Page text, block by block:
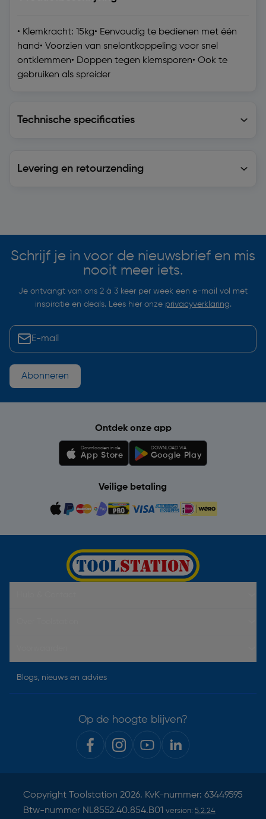
• Klemkracht: 15kg• Eenvoudig te bedienen met één
hand• Voorzien van snelontkoppeling voor snel
ontklemmen• Doppen tegen klemsporen• Ook te
gebruiken als spreider
Technische specificaties
Levering en retourzending
Schrijf je in voor de nieuwsbrief en mis
nooit meer iets.
Je ontvangt van ons 2 à 3 keer per week een e-mail vol met
inspiratie en deals. Lees hier onze privacyverklaring.
Abonneren
Ontdek onze app
Downloaden in de
App Store
DOWNLOAD VIA
Google Play
Veilige betaling
Blogs, nieuws en advies
Op de hoogte blijven?
Copyright Toolstation 2026. KvK-nummer: 63449595
Btw-nummer NL8552.40.854.B01 version: 5.2.24